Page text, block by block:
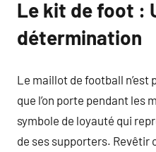
Le kit de foot :
détermination
Le maillot de football
que l’on porte pendant les
symbole de loyauté qui
de ses supporters. Revêtir